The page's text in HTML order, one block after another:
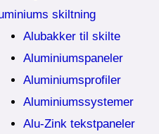
skiltning
Alubakker til skilte
Aluminiumspaneler
Aluminiumsprofiler
Aluminiumssystemer
Alu-Zink tekstpaneler